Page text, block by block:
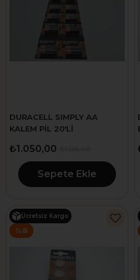
DURACELL SIMPLY AA
KALEM PİL 20'Lİ
₺1.050,00
Sepete Ekle
Ücretsiz Kargo
%8